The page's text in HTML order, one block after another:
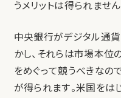
うメリットは得られませ
中央銀行がデジタル通貨
かし、それらは市場本位
をめぐって競うべきなの
が得られます。米国を